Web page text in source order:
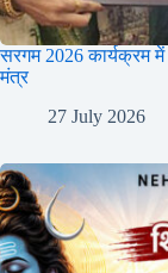
सरगम 2026 कार्यक्रम
मंत्र
27 July 2026